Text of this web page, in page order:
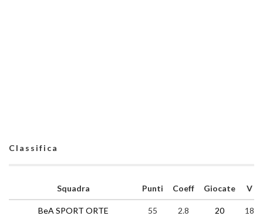
Classifica
Squadra
BeA SPORT ORTE
Punti Coeff Giocate V
55 2.8 20 18